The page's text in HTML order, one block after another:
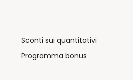
Sconti sui quantitativi
Programma bonus